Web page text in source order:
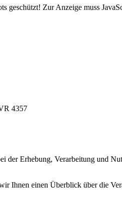
geschützt! Zur Anzeige muss
4357
der Erhebung, Verarbeitung und
Ihnen einen Überblick über die